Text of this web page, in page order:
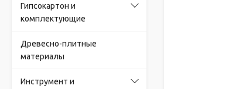
Гипсокартон и
комплектующие
Древесно-плитные
материалы
Инструмент и